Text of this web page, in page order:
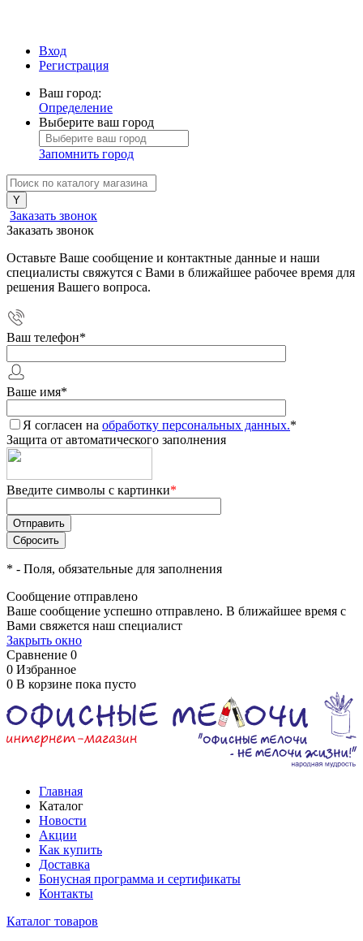
Вход
Регистрация
Ваш город:
Определение
Выберите ваш город
Запомнить город
Заказать звонок
Заказать звонок
Оставьте Ваше сообщение и контактные данные и наши
специалисты свяжутся с Вами в ближайшее рабочее время для
решения Вашего вопроса.
Ваш телефон*
Ваше имя*
Я согласен на обработку персональных данных.*
Защита от автоматического заполнения
Введите символы с картинки*
* - Поля, обязательные для заполнения
Сообщение отправлено
Ваше сообщение успешно отправлено. В ближайшее время с
Вами свяжется наш специалист
Закрыть окно
Сравнение 0
0 Избранное
0 В корзине пока пусто
Главная
Каталог
Новости
Акции
Как купить
Доставка
Бонусная программа и сертификаты
Контакты
Каталог товаров